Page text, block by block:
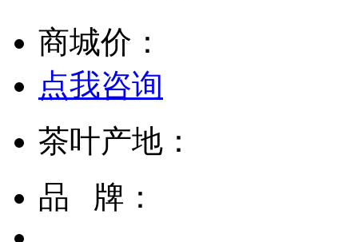
商城价：
点我咨询
茶叶产地：
品 牌：